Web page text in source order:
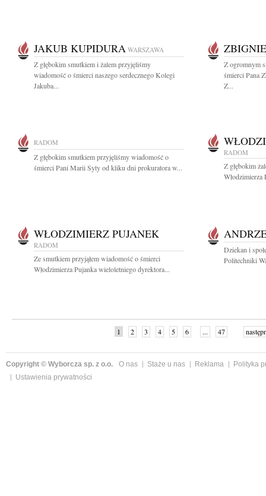
JAKUB KUPIDURA WARSZAWA
Z głębokim smutkiem i żalem przyjęliśmy
wiadomość o śmierci naszego serdecznego Kolegi
Jakuba...
Z ogromnym
śmierci Pana
Z...
RADOM
Z głębokim smutkiem przyjęliśmy wiadomość o
śmierci Pani Marii Syty od kliku dni prokuratora w...
RADOM
Z głębokim
WŁODZIMIERZ PUJANEK
RADOM
Ze smutkiem przyjąłem wiadomość o śmierci
Włodzimierza Pujanka wieloletniego dyrektora...
Dziekan i
Politechniki
1 2 3 4 5 6 ... 47
Copyright © Wyborcza sp. z o.o. O nas Staże u nas Reklama
Polityka
Ustawienia prywatności